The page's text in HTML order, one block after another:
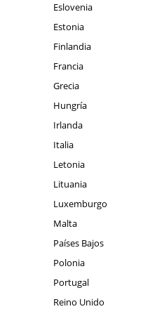
Eslovenia
Estonia
Finlandia
Francia
Grecia
Hungría
Irlanda
Italia
Letonia
Lituania
Luxemburgo
Malta
Países Bajos
Polonia
Portugal
Reino Unido